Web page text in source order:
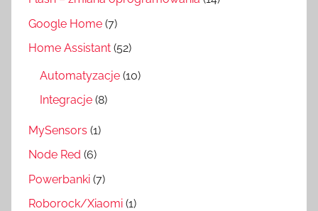
Google Home (7)
Home Assistant (52)
Automatyzacje (10)
Integracje (8)
MySensors (1)
Node Red (6)
Powerbanki (7)
Roborock/Xiaomi (1)